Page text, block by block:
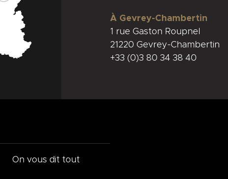
À Gevrey-Chambertin
1 rue Gaston Roupnel
21220 Gevrey-Chambertin
+33 (0)3 80 34 38 40
On vous dit tout